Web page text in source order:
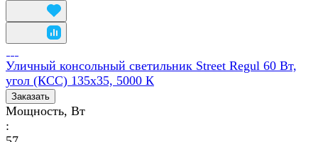
Уличный консольный светильник Street Regul 60 Вт,
угол (КСС) 135х35, 5000 К
Заказать
Мощность, Вт
: